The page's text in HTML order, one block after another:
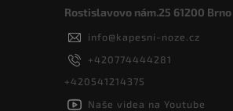
Rostislavovo nám.25 61200 Brno
info@kapesni-noze.cz
+420774444281
+420541214375
Naše videa na Youtube